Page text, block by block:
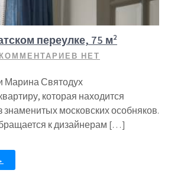
переулке, 75 м²
КОММЕНТАРИЕВ НЕТ
Марина Святодух
которая находится
знаменитых московских особняков.
к дизайнерам […]